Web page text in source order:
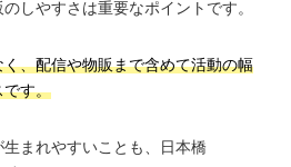
しやすさは重要なポイントです。
、配信や物販まで含めて活動の幅
です。
まれやすいことも、日本橋